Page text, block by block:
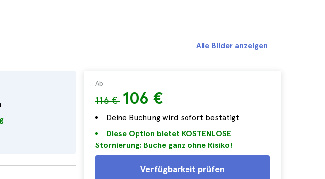
Ab
116 € 106 €
Deine Buchung wird sofort bestätigt
Diese Option bietet KOSTENLOSE
Stornierung: Buche ganz ohne Risiko!
Verfügbarkeit prüfen
Alle Bilder anzeigen